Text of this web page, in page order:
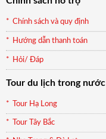
Chính sách và quy định
Hướng dẫn thanh toán
Hỏi/ Đáp
Tour du lịch trong nước
Tour Hạ Long
Tour Tây Bắc